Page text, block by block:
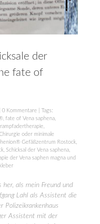
der
fate of
0 Kommentare | Tags:
fate of Vena saphena
oder minimale
Gefäßzentrum Rostock
Schicksal der Vena saphena
der Vena saphen magna und
als mein Freund und
Lahl als Assistent die
Polizeikrankenhaus
Assistent mit der